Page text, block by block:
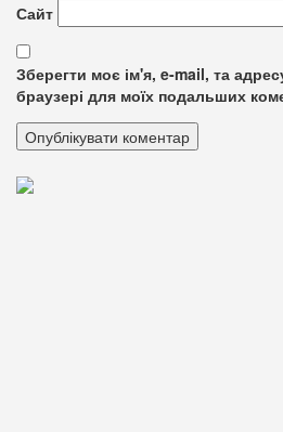
Сайт
Зберегти моє ім'я, e-mail, та
браузері для моїх подальших